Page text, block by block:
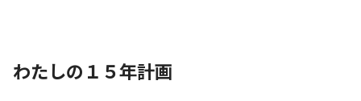
わたしの１５年計画